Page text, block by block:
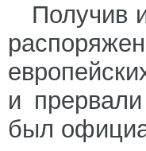
Получив
и
был